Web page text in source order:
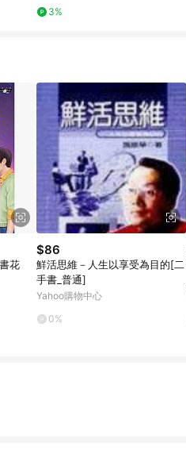
3%
花
$86
鮮活思維－人生以享受為目的[二
手書_普通]
Yahoo購物中心
0%